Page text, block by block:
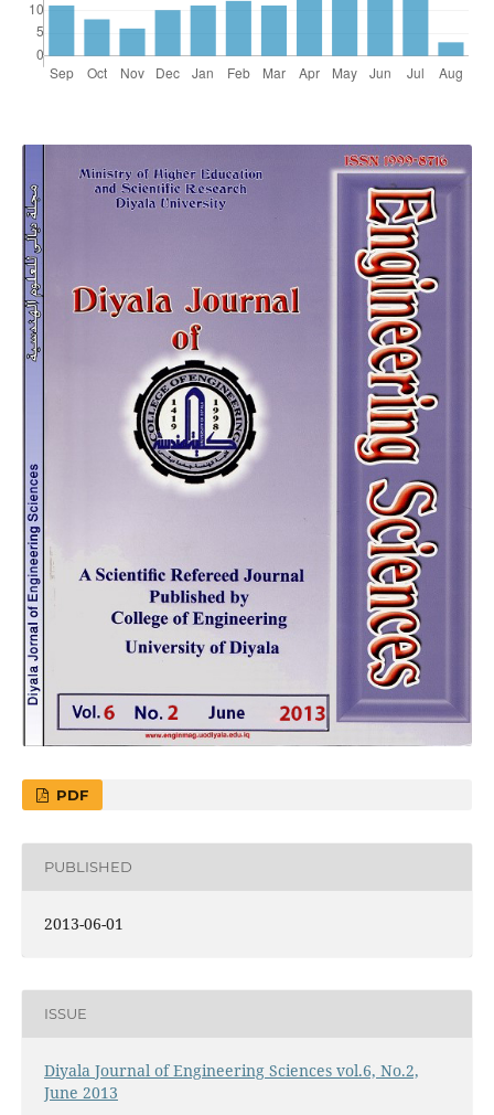
PDF
PUBLISHED
2013-06-01
ISSUE
Diyala Journal of Engineering Sciences vol.6, No.2,
June 2013